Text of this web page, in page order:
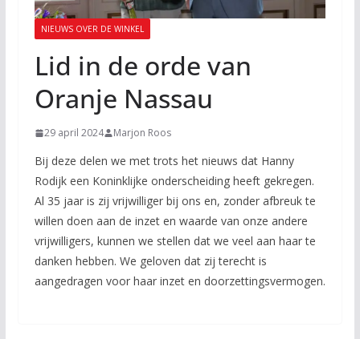
NIEUWS OVER DE WINKEL
Lid in de orde van
Oranje Nassau
29 april 2024 Marjon Roos
Bij deze delen we met trots het nieuws dat Hanny
Rodijk een Koninklijke onderscheiding heeft gekregen.
Al 35 jaar is zij vrijwilliger bij ons en, zonder afbreuk te
willen doen aan de inzet en waarde van onze andere
vrijwilligers, kunnen we stellen dat we veel aan haar te
danken hebben. We geloven dat zij terecht is
aangedragen voor haar inzet en doorzettingsvermogen.